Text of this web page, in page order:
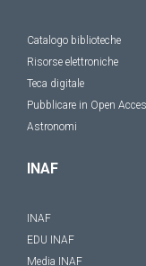
Catalogo biblioteche
Risorse elettroniche
Teca digitale
Pubblicare in Open
Astronomi
INAF
INAF
EDU INAF
Media INAF